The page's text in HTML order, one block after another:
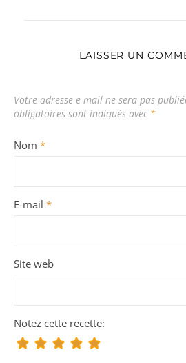
LAISSER UN
Votre adresse e-mail ne sera pas
obligatoires sont indiqués avec *
Nom *
E-mail *
Site web
Notez cette recette: